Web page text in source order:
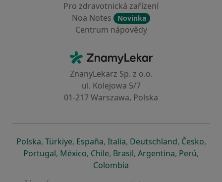
Pro zdravotnická zařízení
Noa Notes
Novinka
Centrum nápovědy
ZnamyLekar - Hlavní stránka
ZnanyLekarz Sp. z o.o.
ul. Kolejowa 5/7
01-217 Warszawa, Polska
Polskase otevře v nové záložce
, Türkiyese otevře v nové záložce
, Españase otevře v nové záložce
, Italiase otevře v nové záložce
, Deutschlandse otevře v
, Českose
,
Portugalse otevře v nové záložce
, Méxicose otevře v nové záložce
, Chilese otevře v nové záložce
, Brasilse otevře v nové
, Argentinase otevře v
, Perúse
,
Colombia